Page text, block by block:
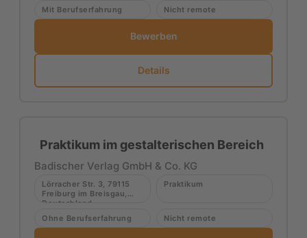
Mit Berufserfahrung Nicht remote
Bewerben
Details
Praktikum im gestalterischen Bereich
Badischer Verlag GmbH & Co. KG
Lörracher Str. 3, 79115
Freiburg im Breisgau,
Deutschland
Praktikum
Ohne Berufserfahrung Nicht remote